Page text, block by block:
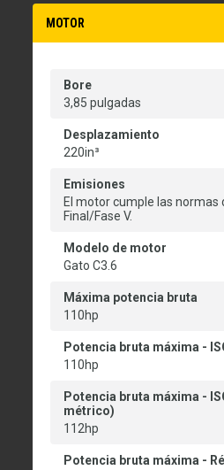
MOTOR
Bore
3,85 pulgadas
Desplazamiento
220in³
Emisiones
El motor cumple las normas
Final/Fase V.
Modelo de motor
Gato C3.6
Máxima potencia bruta
110hp
Potencia bruta máxima -
110hp
Potencia bruta máxima -
métrico)
112hp
Potencia bruta máxima -